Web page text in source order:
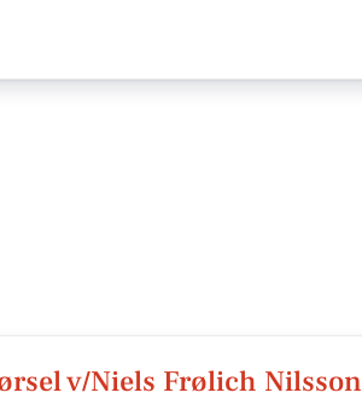
v/Niels Frølich Nilsson